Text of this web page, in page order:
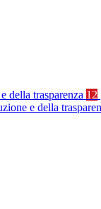
della trasparenza 12
e della